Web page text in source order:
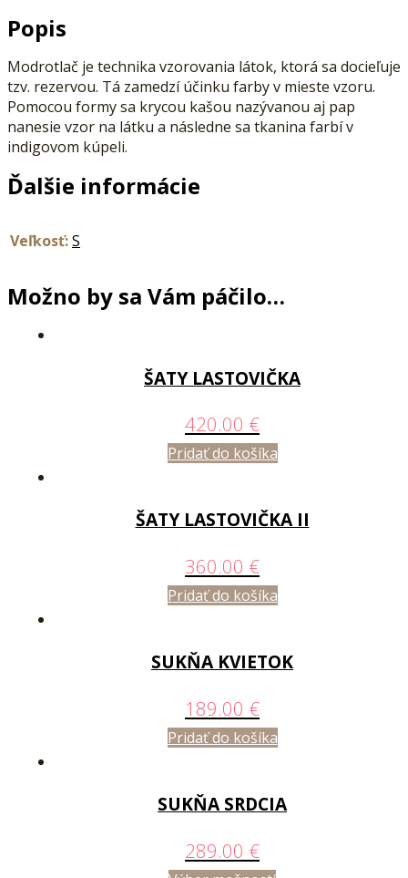
Popis
Modrotlač je technika vzorovania látok, ktorá sa docieľuje
tzv. rezervou. Tá zamedzí účinku farby v mieste vzoru.
Pomocou formy sa krycou kašou nazývanou aj pap
nanesie vzor na látku a následne sa tkanina farbí v
indigovom kúpeli.
Ďalšie informácie
Veľkosť:S
Možno by sa Vám páčilo…
ŠATY LASTOVIČKA
420.00 €
Pridať do košíka
ŠATY LASTOVIČKA II
360.00 €
Pridať do košíka
SUKŇA KVIETOK
189.00 €
Pridať do košíka
SUKŇA SRDCIA
289.00 €